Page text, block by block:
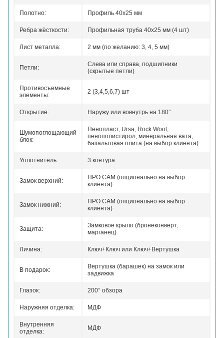
Полотно: Профиль 40x25 мм
Ребра жёсткости: Профильная труба 40х25 мм (4 шт)
Лист металла: 2 мм (по желанию: 3, 4, 5 мм)
Петли:
Слева или справа, подшипники
(скрытые петли)
Противосъемные
элементы:
2 (3,4,5,6,7) шт
Открытие: Наружу или вовнутрь на 180°
Шумопоглощающий
блок:
Пенопласт, Ursa, Rock Wool,
пенополистирол, минеральная вата,
базальтовая плита (на выбор клиента)
Уплотнитель: 3 контура
Замок верхний:
ПРО САМ (опционально на выбор
клиента)
Замок нижний:
ПРО САМ (опционально на выбор
клиента)
Защита:
Замковое крыло (бронеконверт,
марганец)
Личина: Ключ+Ключ или Ключ+Вертушка
В подарок:
Вертушка (барашек) на замок или
задвижка
Глазок: 200° обзора
Наружняя отделка: МДФ
Внутренняя
отделка:
МДФ